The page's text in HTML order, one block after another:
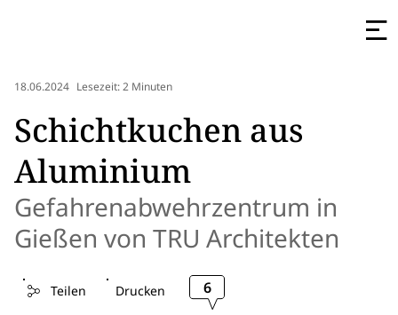
18.06.2024 Lesezeit: 2 Minuten
Schichtkuchen aus
Aluminium
Gefahrenabwehrzentrum in
Gießen von TRU Architekten
Teilen Drucken 6